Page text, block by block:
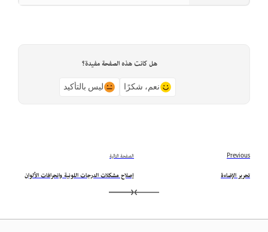
هل كانت هذه الصفحة مفيدة؟
نعم، شكرًا ليس بالتأكيد
Previous
تحرير الإضاءة
الصفحة التالية
إصلاح مشكلات الدرجات اللونية وانحرافات الألوان